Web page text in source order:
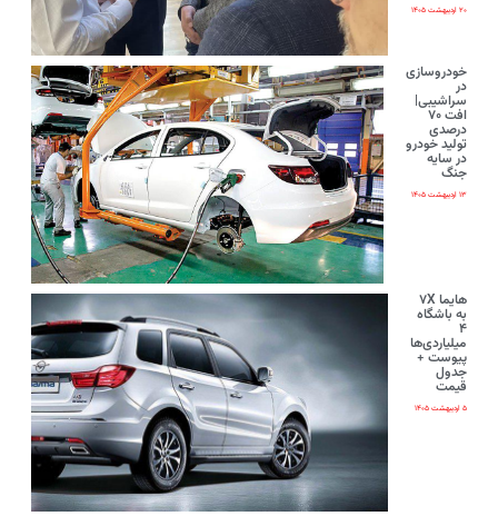
۲۰ اردیبهشت ۱۴۰۵
خودروسازی
در
سراشیبی|
افت ۷۰
درصدی
تولید خودرو
در سایه
جنگ
۱۳ اردیبهشت ۱۴۰۵
هایما ۷X
به باشگاه
۴
میلیاردی‌ها
پیوست +
جدول
قیمت
۵ اردیبهشت ۱۴۰۵